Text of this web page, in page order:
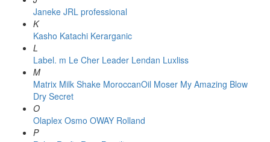
Janeke JRL professional
K
Kasho Katachi Kerarganic
L
Label. m Le Cher Leader Lendan Luxliss
M
Matrix Milk Shake MoroccanOil Moser My Amazing Blow
Dry Secret
O
Olaplex Osmo OWAY Rolland
P